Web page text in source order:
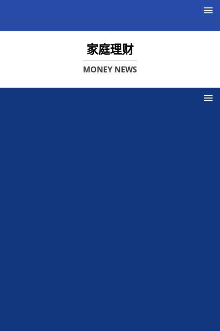
家庭理财
MONEY NEWS